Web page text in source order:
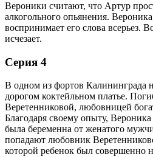
Вероники считают, что Артур
алкогольного опьянения.
воспринимает его слова всерьез.
исчезает.
Серия 4
В одном из фортов Калининграда
дорогом коктейльном платье.
Веретенниковой, любовницей
Благодаря своему опыту, Вероника
была беременна от женатого
попадают любовник
которой ребенок был совершенно